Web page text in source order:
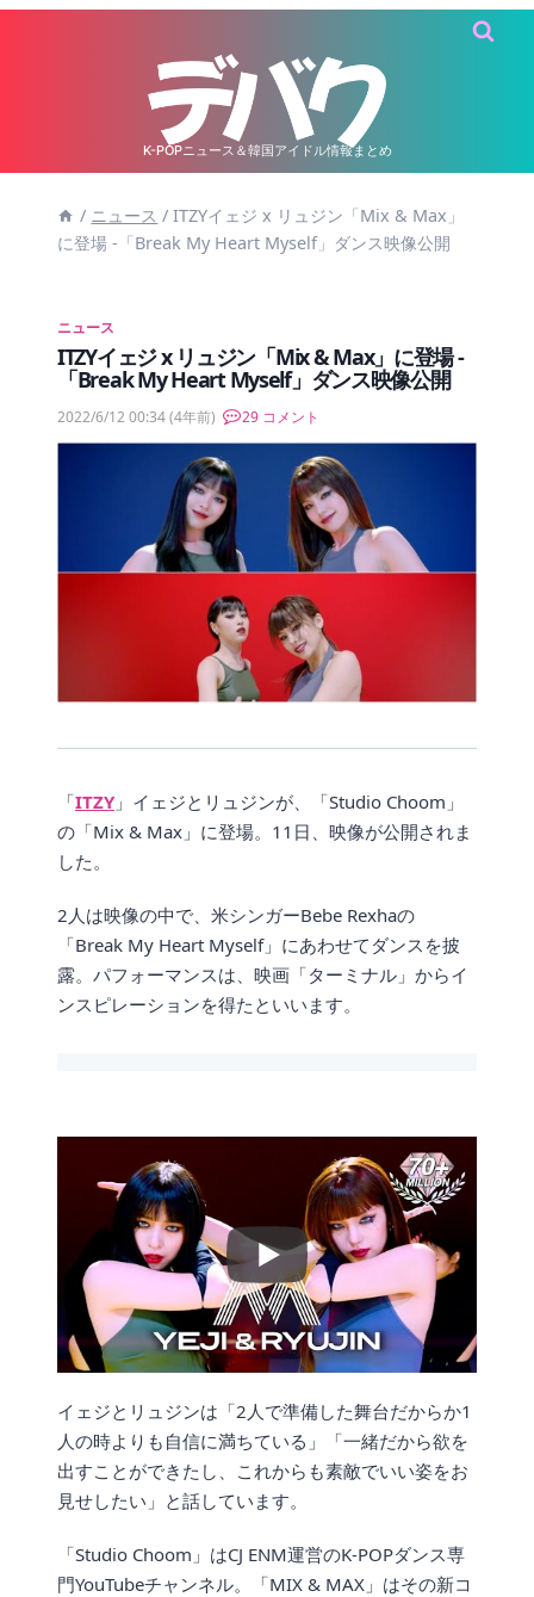
K-POPニュース＆韓国アイドル情報まとめ
/ ニュース / ITZYイェジ x リュジン「Mix & Max」
に登場 -「Break My Heart Myself」ダンス映像公開
ニュース
ITZYイェジ x リュジン「Mix & Max」に登場 -
「Break My Heart Myself」ダンス映像公開
2022/6/12 00:34(4年前) 29 コメント
「ITZY 」イェジとリュジンが、「Studio Choom」
の「Mix & Max」に登場。11日、映像が公開されま
した。
2人は映像の中で、米シンガーBebe Rexhaの
「Break My Heart Myself」にあわせてダンスを披
露。パフォーマンスは、映画「ターミナル」からイ
ンスピレーションを得たといいます。
イェジとリュジンは「2人で準備した舞台だからか1
人の時よりも自信に満ちている」「一緒だから欲を
出すことができたし、これからも素敵でいい姿をお
見せしたい」と話しています。
「Studio Choom」はCJ ENM運営のK-POPダンス専
門YouTubeチャンネル。「MIX & MAX」はその新コ